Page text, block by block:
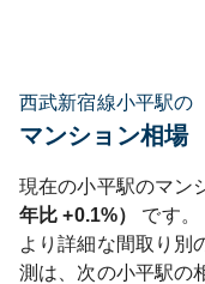
西武新宿線小平駅の
マンション相場
現在の小平駅のマン
年比+0.1%）
です。
より詳細な間取り別
測は、次の小平駅の